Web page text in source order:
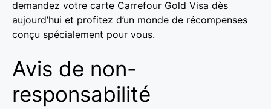
demandez votre carte Carrefour Gold Visa dès
aujourd’hui et profitez d’un monde de récompenses
conçu spécialement pour vous.
Avis de non-
responsabilité